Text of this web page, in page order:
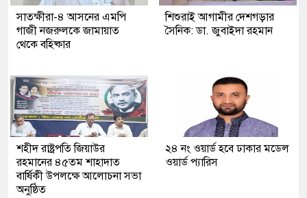
সাতক্ষীরা-৪ আসনের এমপি
গাজী নজরুলকে জামায়াত
থেকে বহিষ্কার
শিশুরাই আগামীর দেশগড়ার
সৈনিক: ডা. জুবাইদা রহমান
শহীদ রাষ্ট্রপতি জিয়াউর
রহমানের ৪৫তম শাহাদাত
বার্ষিকী উপলক্ষে আলোচনা সভা
অনুষ্ঠিত
২৪ নং ওয়ার্ড হবে ঢাকার মডেল
ওয়ার্ড প্যারিস